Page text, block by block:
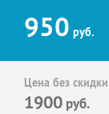
950 руб.
Цена без
1900 руб.